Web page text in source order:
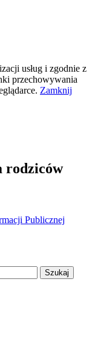
usług i zgodnie z
przechowywania
Zamknij
rodziców
Publicznej
Szukaj